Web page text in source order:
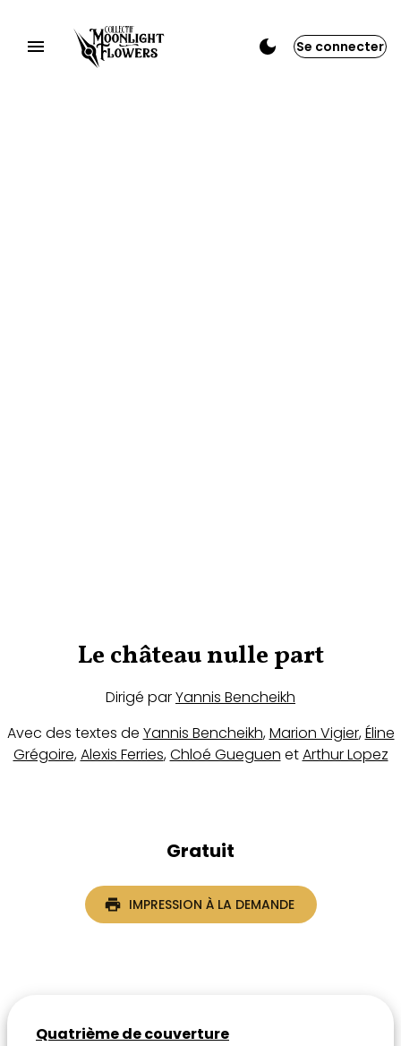
Se connecter
Le château nulle part
Dirigé parYannis Bencheikh
Avec des textes de Yannis Bencheikh,Marion Vigier,Éline
Grégoire,Alexis Ferries,Chloé Gueguen etArthur Lopez
Gratuit
IMPRESSION À LA DEMANDE
Quatrième de couverture